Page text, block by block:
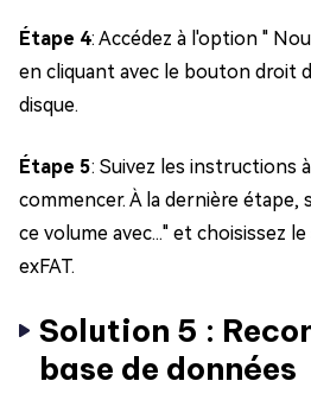
Étape 4: Accédez à l'option "
en cliquant avec le bouton droit
disque.
Étape 5: Suivez les instructions
commencer. À la dernière
ce volume avec..." et choisissez
exFAT.
Solution 5 :
base de données